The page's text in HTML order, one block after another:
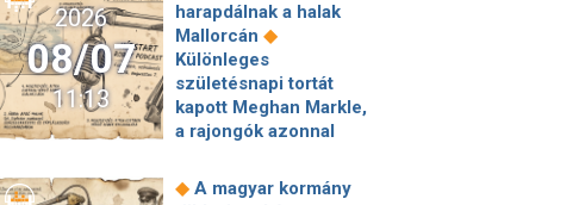
2026
08/07
11:13
harapdálnak a halak
Mallorcán ◆
Különleges
születésnapi tortát
kapott Meghan Markle,
a rajongók azonnal
aprócska részletet
◆ A magyar kormány